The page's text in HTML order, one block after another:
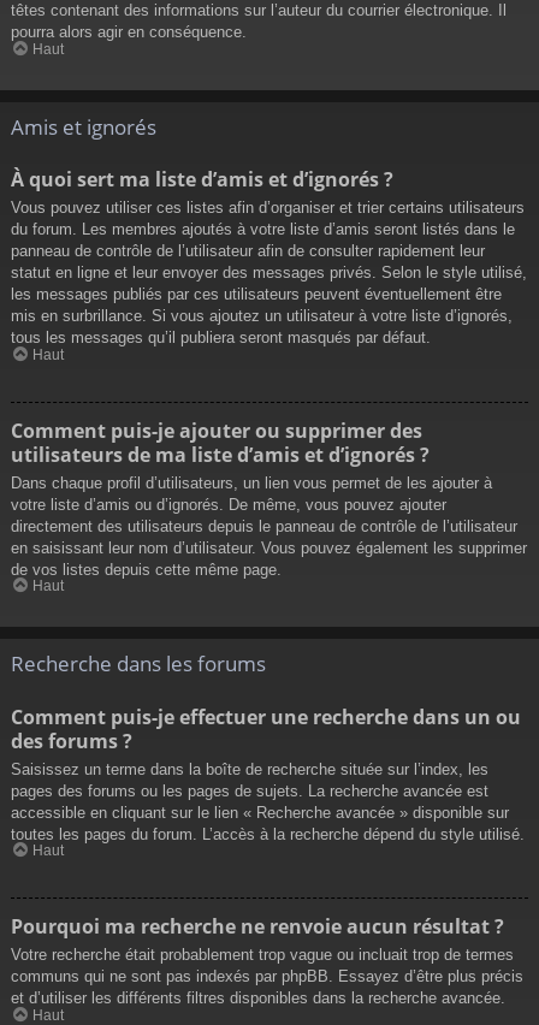
têtes contenant des informations sur l’auteur du courrier électronique. Il
pourra alors agir en conséquence.
Haut
Amis et ignorés
À quoi sert ma liste d’amis et d’ignorés ?
Vous pouvez utiliser ces listes afin d’organiser et trier certains utilisateurs
du forum. Les membres ajoutés à votre liste d’amis seront listés dans le
panneau de contrôle de l’utilisateur afin de consulter rapidement leur
statut en ligne et leur envoyer des messages privés. Selon le style utilisé,
les messages publiés par ces utilisateurs peuvent éventuellement être
mis en surbrillance. Si vous ajoutez un utilisateur à votre liste d’ignorés,
tous les messages qu’il publiera seront masqués par défaut.
Haut
Comment puis-je ajouter ou supprimer des
utilisateurs de ma liste d’amis et d’ignorés ?
Dans chaque profil d’utilisateurs, un lien vous permet de les ajouter à
votre liste d’amis ou d’ignorés. De même, vous pouvez ajouter
directement des utilisateurs depuis le panneau de contrôle de l’utilisateur
en saisissant leur nom d’utilisateur. Vous pouvez également les supprimer
de vos listes depuis cette même page.
Haut
Recherche dans les forums
Comment puis-je effectuer une recherche dans un ou
des forums ?
Saisissez un terme dans la boîte de recherche située sur l’index, les
pages des forums ou les pages de sujets. La recherche avancée est
accessible en cliquant sur le lien « Recherche avancée » disponible sur
toutes les pages du forum. L’accès à la recherche dépend du style utilisé.
Haut
Pourquoi ma recherche ne renvoie aucun résultat ?
Votre recherche était probablement trop vague ou incluait trop de termes
communs qui ne sont pas indexés par phpBB. Essayez d’être plus précis
et d’utiliser les différents filtres disponibles dans la recherche avancée.
Haut